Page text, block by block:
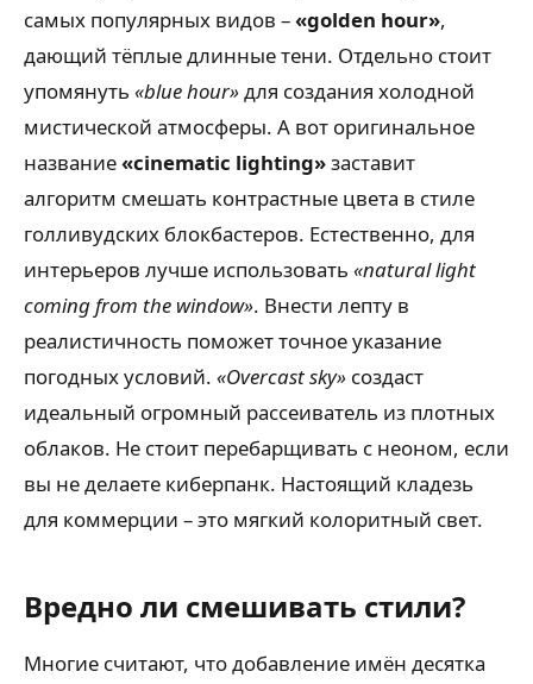
самых популярных видов –«golden hour»,
дающий тёплые длинные тени. Отдельно стоит
упомянуть «blue hour»для создания холодной
мистической атмосферы. А вот оригинальное
название«cinematic lighting»заставит
алгоритм смешать контрастные цвета в стиле
голливудских блокбастеров. Естественно, для
интерьеров лучше использовать «natural light
coming from the window». Внести лепту в
реалистичность поможет точное указание
погодных условий. «Overcast sky» создаст
идеальный огромный рассеиватель из плотных
облаков. Не стоит перебарщивать с неоном, если
вы не делаете киберпанк. Настоящий кладезь
для коммерции – это мягкий колоритный свет.
Вредно ли смешивать стили?
Многие считают, что добавление имён десятка